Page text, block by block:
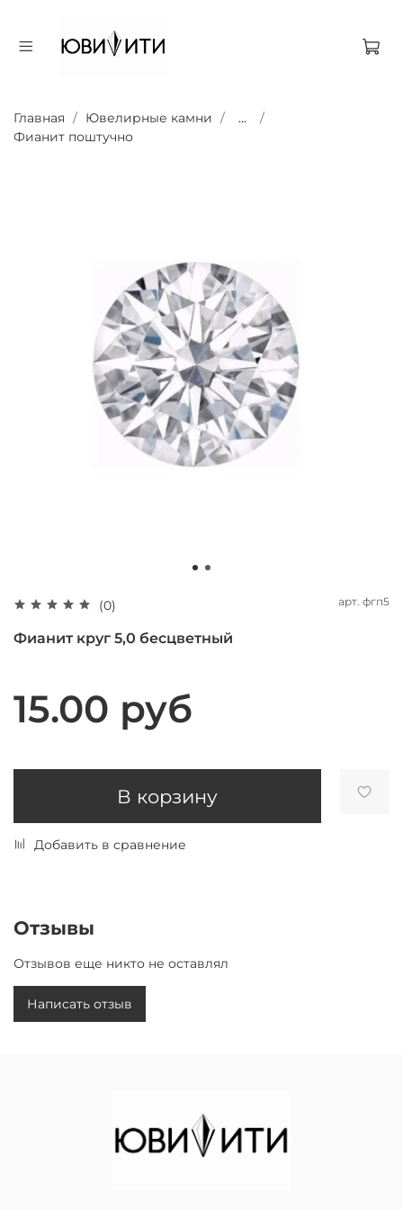
Главная Ювелирные камни
...
Фианит поштучно
(0) арт. фгп5
Фианит круг 5,0 бесцветный
15.00 руб
В корзину
Добавить в сравнение
Отзывы
Отзывов еще никто не оставлял
Написать отзыв